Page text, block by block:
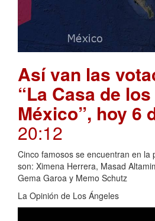
Así van las
“La Casa de
México”, hoy 6
20:12
Cinco famosos se encuentran en la
son: Ximena Herrera, Masad
Gema Garoa y Memo Schutz
La Opinión de Los Ángeles